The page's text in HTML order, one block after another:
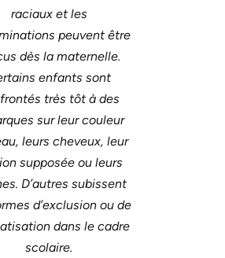
raciaux et les
peuvent être
dès la maternelle.
enfants sont
très tôt à des
sur leur couleur
leurs cheveux, leur
supposée ou leurs
D’autres subissent
d’exclusion ou de
dans le cadre
scolaire.